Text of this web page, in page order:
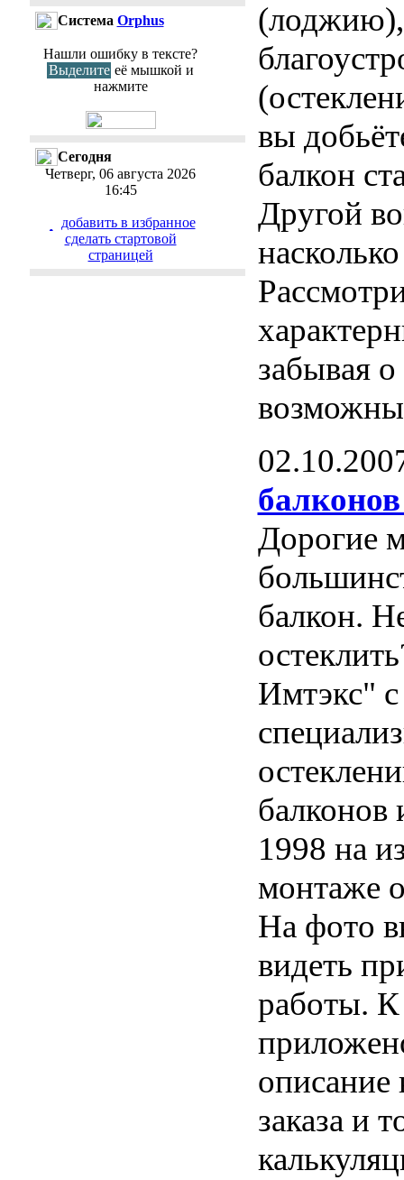
Cистема Orphus
Нашли ошибку в тексте?
Выделите её мышкой и
нажмите
Сегодня
Четверг, 06 августа 2026
16:45
добавить в избранное
cделать стартовой
страницей
(лоджию),
вы
балкон
Другой
забывая
Дорогие
балкон.
Имтэкс" с
1998 на
монтаже
На фото
видеть
работы.
описание
заказа и